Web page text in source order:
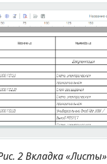
2 Вкладка «Листы»